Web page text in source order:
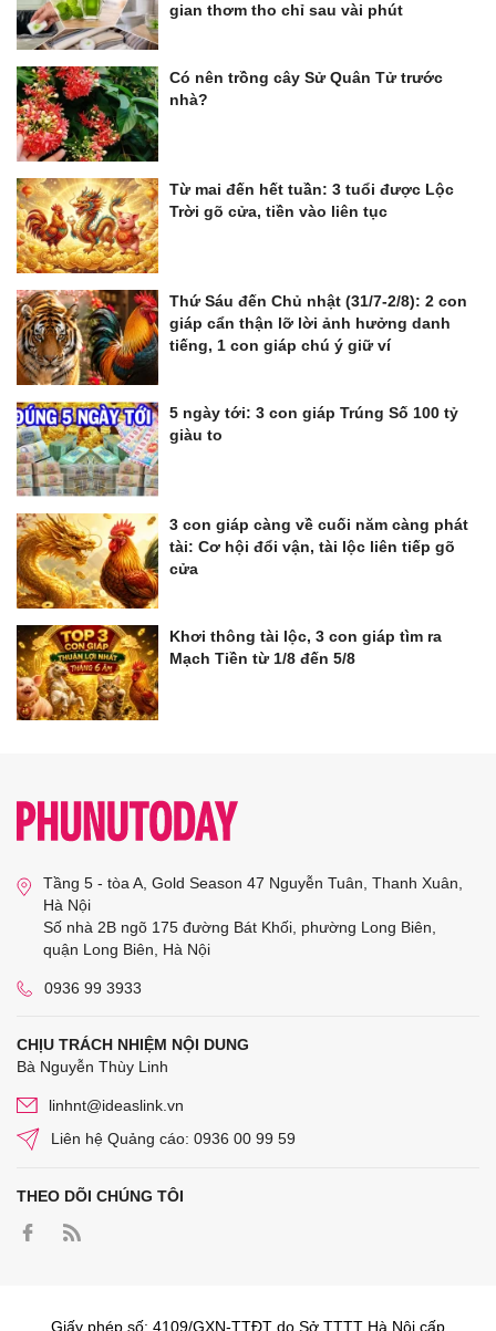
gian thơm tho chỉ sau vài phút
Có nên trồng cây Sử Quân Tử trước
nhà?
Từ mai đến hết tuần: 3 tuổi được Lộc
Trời gõ cửa, tiền vào liên tục
Thứ Sáu đến Chủ nhật (31/7-2/8): 2 con
giáp cẩn thận lỡ lời ảnh hưởng danh
tiếng, 1 con giáp chú ý giữ ví
5 ngày tới: 3 con giáp Trúng Số 100 tỷ
giàu to
3 con giáp càng về cuối năm càng phát
tài: Cơ hội đổi vận, tài lộc liên tiếp gõ
cửa
Khơi thông tài lộc, 3 con giáp tìm ra
Mạch Tiền từ 1/8 đến 5/8
Tầng 5 - tòa A, Gold Season 47 Nguyễn Tuân, Thanh Xuân,
Hà Nội
Số nhà 2B ngõ 175 đường Bát Khối, phường Long Biên,
quận Long Biên, Hà Nội
0936 99 3933
CHỊU TRÁCH NHIỆM NỘI DUNG
Bà Nguyễn Thùy Linh
linhnt@ideaslink.vn
Liên hệ Quảng cáo: 0936 00 99 59
THEO DÕI CHÚNG TÔI
Giấy phép số: 4109/GXN-TTĐT do Sở TTTT Hà Nội cấp